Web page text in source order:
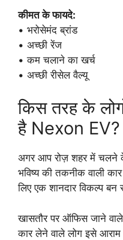
कीमत के फायदे:
• भरोसेमंद ब्रांड
• अच्छी रेंज
• कम चलाने का खर्च
• अच्छी रीसेल वैल्यू
किस तरह के
है Nexon EV?
अगर आप रोज़ शहर में चलने
भविष्य की तकनीक वाली
लिए एक शानदार विकल्प बन
खासतौर पर ऑफिस जाने
कार लेने वाले लोग इसे